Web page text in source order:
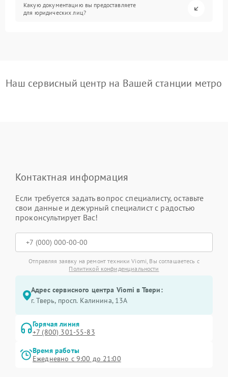
Какую документацию вы предоставляете
для юридических лиц?
Наш сервисный центр на Вашей станции метро
Контактная информация
Если требуется задать вопрос специалисту, оставьте
свои данные и дежурный специалист с радостью
проконсультирует Вас!
Отправляя заявку на ремонт техники Viomi, Вы соглашаетесь с
Политикой конфиденциальности
Адрес сервисного центра Viomi в Твери:
г. Тверь, просп. Калинина, 13А
Горячая линия
+7 (800) 301-55-83
Время работы
Ежедневно с 9:00 до 21:00